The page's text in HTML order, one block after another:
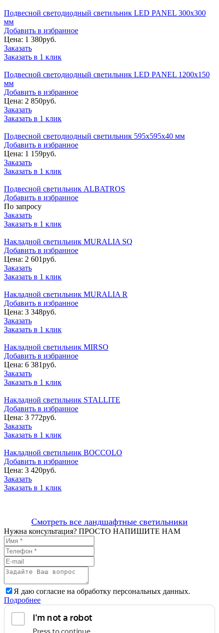
Подвесной светодиодный светильник LED PANEL 300х300
мм
Добавить в избранное
Цена: 1 380руб.
Заказать
Заказать в 1 клик
Подвесной светодиодный светильник LED PANEL 1200х150
мм
Добавить в избранное
Цена: 2 850руб.
Заказать
Заказать в 1 клик
Подвесной светодиодный светильник 595х595х40 мм
Добавить в избранное
Цена: 1 159руб.
Заказать
Заказать в 1 клик
Подвесной светильник ALBATROS
Добавить в избранное
По запросу
Заказать
Заказать в 1 клик
Накладной светильник MURALIA SQ
Добавить в избранное
Цена: 2 601руб.
Заказать
Заказать в 1 клик
Накладной светильник MURALIA R
Добавить в избранное
Цена: 3 348руб.
Заказать
Заказать в 1 клик
Накладной светильник MIRSO
Добавить в избранное
Цена: 6 381руб.
Заказать
Заказать в 1 клик
Накладной светильник STALLITE
Добавить в избранное
Цена: 3 772руб.
Заказать
Заказать в 1 клик
Накладной светильник BOCCOLO
Добавить в избранное
Цена: 3 420руб.
Заказать
Заказать в 1 клик
Смотреть все ландшафтные светильники
Нужна консультация? ПРОСТО НАПИШИТЕ НАМ
Я даю согласие на обработку персональных данных.
Подробнее